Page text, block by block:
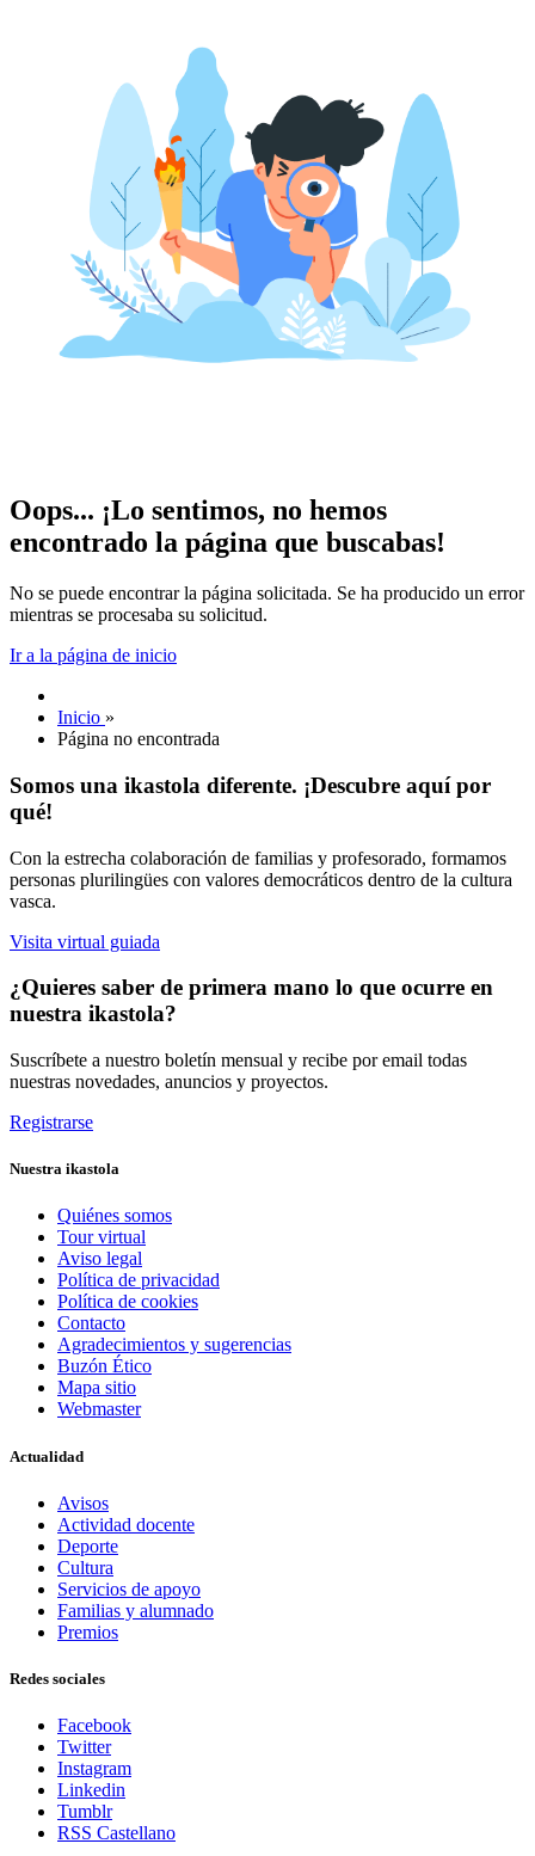
Oops... ¡Lo sentimos, no hemos
encontrado la página que buscabas!
No se puede encontrar la página solicitada. Se ha producido un error
mientras se procesaba su solicitud.
Ir a la página de inicio
Inicio »
Página no encontrada
Somos una ikastola diferente. ¡Descubre aquí por
qué!
Con la estrecha colaboración de familias y profesorado, formamos
personas plurilingües con valores democráticos dentro de la cultura
vasca.
Visita virtual guiada
¿Quieres saber de primera mano lo que ocurre en
nuestra ikastola?
Suscríbete a nuestro boletín mensual y recibe por email todas
nuestras novedades, anuncios y proyectos.
Registrarse
Nuestra ikastola
Quiénes somos
Tour virtual
Aviso legal
Política de privacidad
Política de cookies
Contacto
Agradecimientos y sugerencias
Buzón Ético
Mapa sitio
Webmaster
Actualidad
Avisos
Actividad docente
Deporte
Cultura
Servicios de apoyo
Familias y alumnado
Premios
Redes sociales
Facebook
Twitter
Instagram
Linkedin
Tumblr
RSS Castellano